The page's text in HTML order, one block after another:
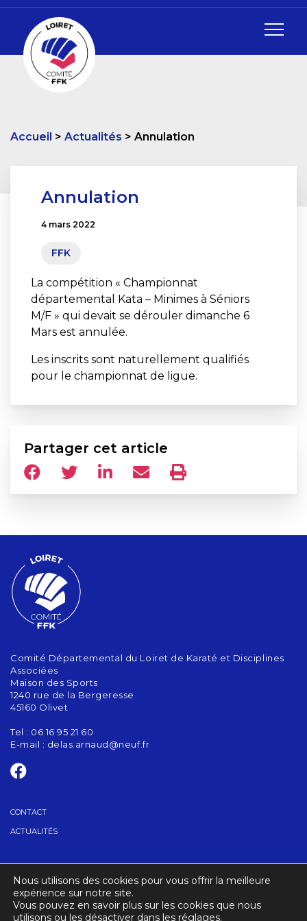
Accueil Actualités Annulation
Annulation
4 mars 2022
FFK
La compétition « Championnat
départemental Kata – Minimes à Séniors
M/F » qui devait se dérouler dimanche 6
Mars est annulée.
Les inscrits sont naturellement qualifiés
pour le championnat de ligue.
Partager cet article
Comité Départemental du Loiret de Karaté et Disciplines
Associées
Maison des Sports
1240 rue de la Bergeresse
45160 Olivet
Tel : 06 16 95 21 60
E-mail : delas.arnaud@neuf.fr
CONTACT
ACTUALITÉS
TROUVER UN CLUB
Nous utilisons des cookies pour vous offrir la meilleure
expérience sur notre site.
Vous pouvez en savoir plus sur les cookies que nous
utilisons ou les désactiver dans les réglages.